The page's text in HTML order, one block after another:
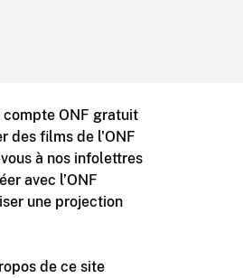
compte ONF gratuit
des films de l'ONF
à nos infolettres
avec l’ONF
une projection
de ce site